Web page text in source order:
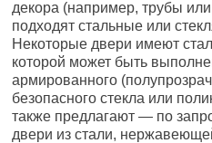
декора (например, трубы
подходят стальные или
Некоторые двери имеют
которой может быть
армированного
безопасного стекла или
также предлагают — по
двери из стали,